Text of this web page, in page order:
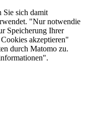
Sie sich damit
"Nur notwendie
Speicherung Ihrer
akzeptieren"
durch Matomo zu.